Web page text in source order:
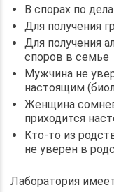
В спорах по
Для получения
Для получения
споров в семье
Мужчина не
настоящим
Женщина
приходится
Кто-то из
не уверен в
Лаборатория